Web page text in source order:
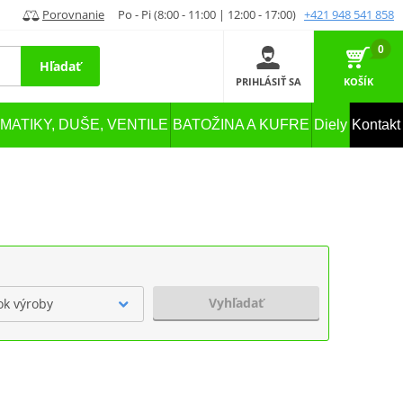
Porovnanie Po - Pi (8:00 - 11:00 | 12:00 - 17:00) +421 948 541 858
Hľadať
PRIHLÁSIŤ SA
0
KOŠÍK
DUŠE, VENTILE BATOŽINA A KUFRE Diely Kontakt
výroby Vyhľadať